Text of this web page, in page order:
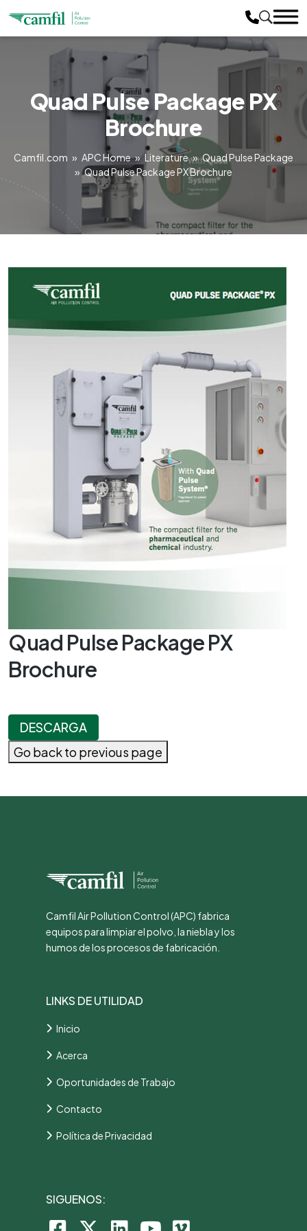
Quad Pulse Package PX
Brochure
Camfil.com » APC Home» Literature»Quad Pulse Package
»Quad Pulse Package PX Brochure
Quad Pulse Package PX
Brochure
DESCARGA
Go back to previous page
Camfil Air Pollution Control (APC) fabrica
equipos para limpiar el polvo, la niebla y los
humos de los procesos de fabricación.
LINKS DE UTILIDAD
Inicio
Acerca
Oportunidades de Trabajo
Contacto
Política de Privacidad
SIGUENOS: